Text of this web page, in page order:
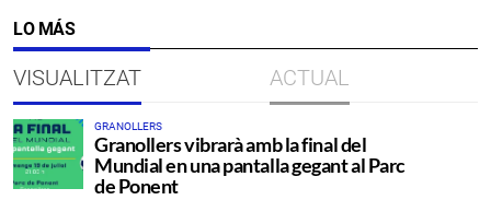
LO MÁS
VISUALITZAT ACTUAL
GRANOLLERS
Granollers vibrarà amb la final del
Mundial en una pantalla gegant al Parc
de Ponent